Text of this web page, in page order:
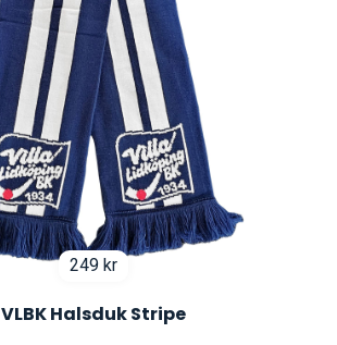
249 kr
VLBK Halsduk Stripe